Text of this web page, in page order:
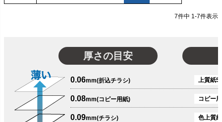
7件中 1-7件表示
厚さの目安
0.06mm(折込チラシ) 上質紙
0.08mm(コピー用紙) コピー
0.09mm(チラシ) 色上質